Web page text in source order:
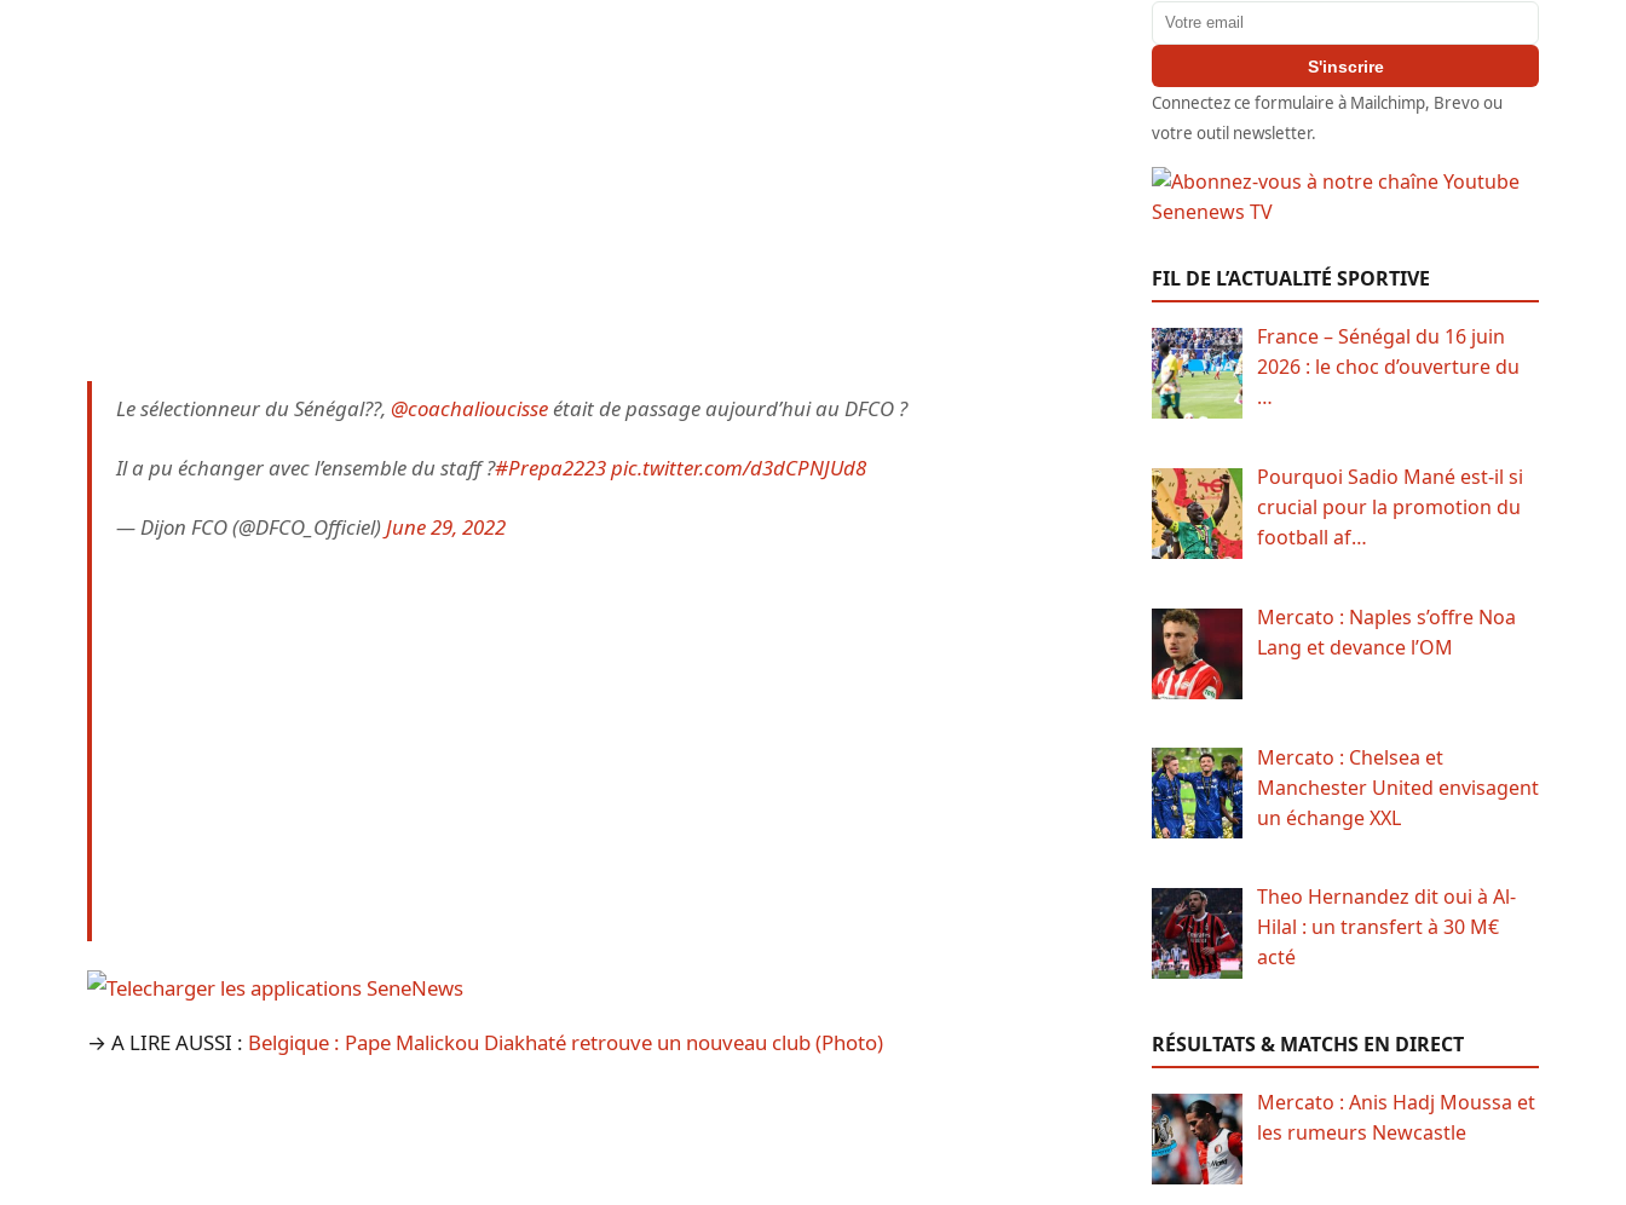
Le sélectionneur du Sénégal??, @coachalioucisseétait de passage aujourd’hui au DFCO ?
Il a pu échanger avec l’ensemble du staff ?#Prepa2223pic.twitter.com/d3dCPNJUd8
— Dijon FCO (@DFCO_Officiel)June 29, 2022
→ A LIRE AUSSI : Belgique : Pape Malickou Diakhaté retrouve un nouveau club (Photo)
Adresse email
S'inscrire
Connectez ce formulaire à Mailchimp, Brevo ou
votre outil newsletter.
FIL DE L’ACTUALITÉ SPORTIVE
France – Sénégal du 16 juin
2026 : le choc d’ouverture du
…
Pourquoi Sadio Mané est-il si
crucial pour la promotion du
football af…
Mercato : Naples s’offre Noa
Lang et devance l’OM
Mercato : Chelsea et
Manchester United envisagent
un échange XXL
Theo Hernandez dit oui à Al-
Hilal : un transfert à 30 M€
acté
RÉSULTATS & MATCHS EN DIRECT
Mercato : Anis Hadj Moussa et
les rumeurs Newcastle